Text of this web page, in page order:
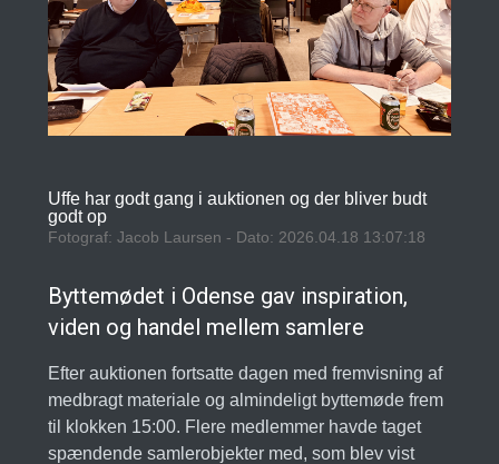
Uffe har godt gang i auktionen og der bliver budt
godt op
Fotograf: Jacob Laursen - Dato: 2026.04.18 13:07:18
Byttemødet i Odense gav inspiration,
viden og handel mellem samlere
Efter auktionen fortsatte dagen med fremvisning af
medbragt materiale og almindeligt byttemøde frem
til klokken 15:00. Flere medlemmer havde taget
spændende samlerobjekter med, som blev vist